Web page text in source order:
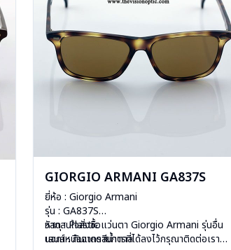
GIORGIO ARMANI GA837S
ยี่ห้อ : Giorgio Armani
รุ่น : GA837S
วัสดุ : Plastic
เลนส์ : กันแดดสีน้ำตาล
หากสนใจสั่งชื้อแว่นตา Giorgio Armani รุ่นอื่น
นอกเหนือจากรายการที่ได้ลงไว้กรุณาติดต่อเรา